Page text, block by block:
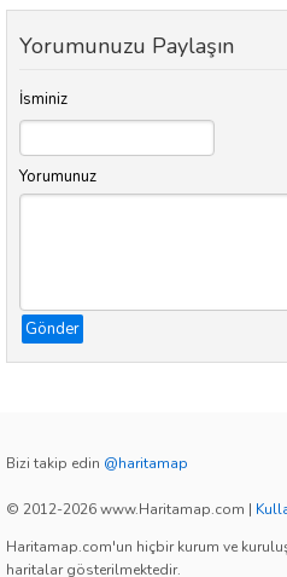
Yorumunuzu Paylaşın
İsminiz
Yorumunuz
Gönder
Bizi takip edin @haritamap
© 2012-2026 www.Haritamap.com |
Haritamap.com'un hiçbir kurum ve
haritalar gösterilmektedir.